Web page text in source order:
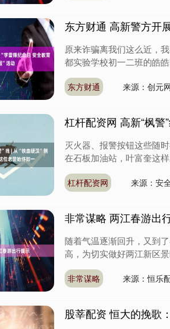
东方财通 高新警方开
原来诈骗离我们这么近，
都实验学校初一二班的皓
东方财通 来源：创元
杠杆配资网 高新“枫警
灭火器、报警按钮这些随
在石板加油站，叶富奎这
杠杆配资网 来源：安
非常谋略 两江春游出
随着气温逐渐回升，又到
高，为切实做好两江新区
非常谋略 来源：恒乐
股莘配资 恒大的挽歌